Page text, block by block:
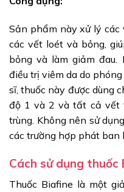
Sản phẩm này xử lý
các vết loét và bỏng,
bỏng và làm giảm đau.
điều trị viêm da do
sĩ, thuốc này được dùng
độ 1 và 2 và tất cả vết
trùng. Không nên sử
các trường hợp phát ban
Cách sử dụng
Thuốc Biafine là một